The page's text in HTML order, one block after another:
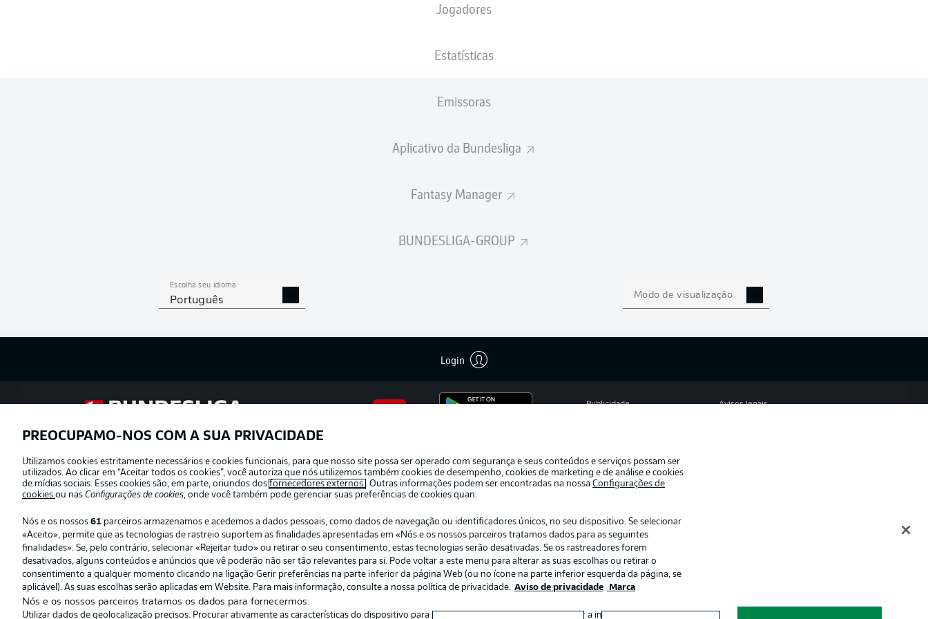
Jogadores
Estatísticas
Emissoras
Aplicativo da Bundesliga
Fantasy Manager
BUNDESLIGA-GROUP
Escolha seu idioma
Português Modo de visualização
Login
Publicidade
Football as it’s meant to be
Oferecido por
Publicidade Avisos legais
Trabalhe conosco
Escolha seu idioma
PREOCUPAMO-NOS COM A SUA PRIVACIDADE
Utilizamos cookies estritamente necessários e cookies funcionais, para que nosso site possa ser operado com segurança e seus conteúdos e serviços possam ser
utilizados. Ao clicar em “Aceitar todos os cookies”, você autoriza que nós utilizemos também cookies de desempenho, cookies de marketing e de análise e cookies
de mídias sociais. Esses cookies são, em parte, oriundos dos fornecedores externos . Outras informações podem ser encontradas na nossa Configurações de
cookies ou nas Configurações de cookies, onde você também pode gerenciar suas preferências de cookies quan.
Nós e os nossos 61 parceiros armazenamos e acedemos a dados pessoais, como dados de navegação ou identificadores únicos, no seu dispositivo. Se selecionar
«Aceito», permite que as tecnologias de rastreio suportem as finalidades apresentadas em «Nós e os nossos parceiros tratamos dados para as seguintes
finalidades». Se, pelo contrário, selecionar «Rejeitar tudo» ou retirar o seu consentimento, estas tecnologias serão desativadas. Se os rastreadores forem
desativados, alguns conteúdos e anúncios que vê poderão não ser tão relevantes para si. Pode voltar a este menu para alterar as suas escolhas ou retirar o
consentimento a qualquer momento clicando na ligação Gerir preferências na parte inferior da página Web (ou no ícone na parte inferior esquerda da página, se
aplicável). As suas escolhas serão aplicadas em Website. Para mais informação, consulte a nossa política de privacidade. Aviso de privacidade Marca
Nós e os nossos parceiros tratamos os dados para fornecermos:
Utilizar dados de geolocalização precisos. Procurar ativamente as características do dispositivo para identificação. Armazenar e/ou aceder a informações num